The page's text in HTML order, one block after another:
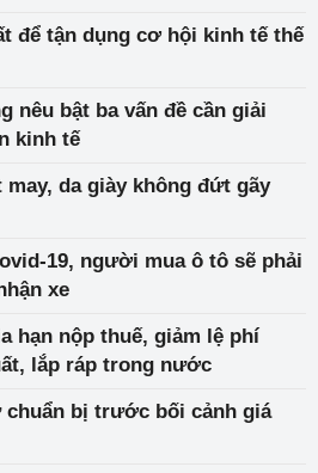
để tận dụng cơ hội kinh tế thế
nêu bật ba vấn đề cần giải
kinh tế
da giày không đứt gãy
19, người mua ô tô sẽ phải
xe
hạn nộp thuế, giảm lệ phí
lắp ráp trong nước
chuẩn bị trước bối cảnh giá